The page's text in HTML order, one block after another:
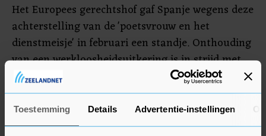
Toestemming Details Advertentie-instellingen
Het Europees gerechtshof gaf Spanje wegens deze
achterstelling van de 'poetsvrouw en het
dienstmeisje' in februari een standje. Onthouding
van een werkloosheidsuitkering is in strijd met
de Europese regelgeving. In Spanje staan officieel
zo'n 370.000 mensen geregistreerd in de sector
huishoudelijk personeel. Naar schatting nog eens
200.000 anderen werken zwart.